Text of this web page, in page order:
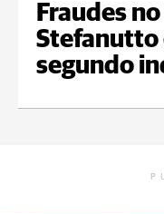
Fraudes
Stefanutto
segundo